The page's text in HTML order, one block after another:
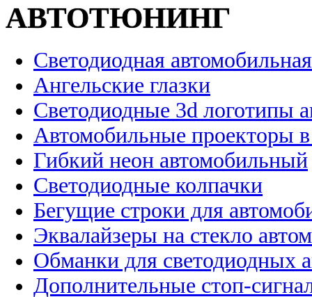
АВТОТЮНИНГ
Светодиодная
Ангельские глазки
Светодиодные 3d логотипы
Автомобильные проекторы
Гибкий неон автомобильный
Светодиодные колпачки
Бегущие строки для
Эквалайзеры на стекло
Обманки для светодиодных
Дополнительные стоп-